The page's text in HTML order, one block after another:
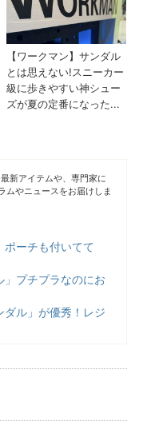
新アイテムや、専門家に
ムやニュースをお届けしま
ーチも付いてて
」プチプラなのにお
ダル」が優秀！レジ